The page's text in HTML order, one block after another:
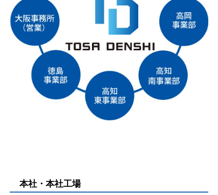
本社・本社工場